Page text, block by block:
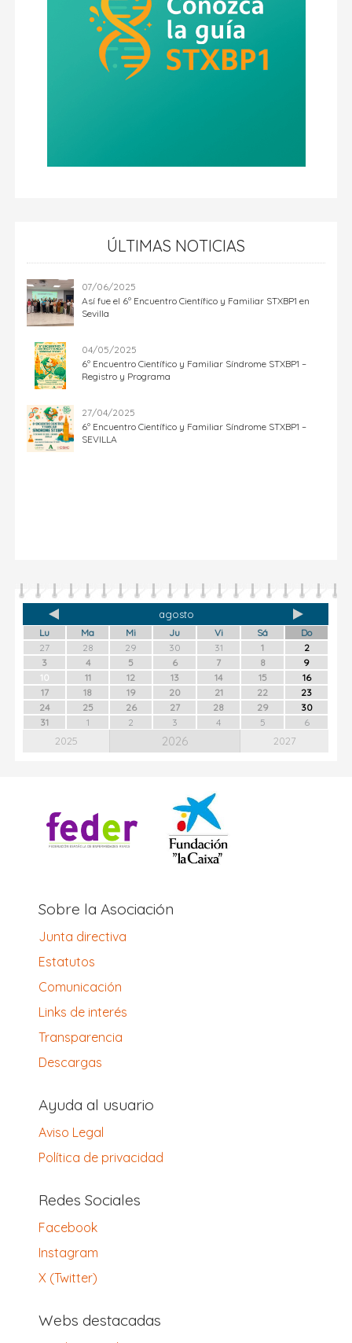
ÚLTIMAS NOTICIAS
07/06/2025
Así fue el 6º Encuentro Científico y Familiar STXBP1 en
Sevilla
04/05/2025
6º Encuentro Científico y Familiar Síndrome STXBP1 –
Registro y Programa
27/04/2025
6º Encuentro Científico y Familiar Síndrome STXBP1 –
SEVILLA
agosto
Lu Ma Mi Ju Vi Sá
Do
27
28 29 30 31 1
2
3
4 5 6 7 8
9
10
11 12 13 14 15
16
17
18 19 20 21 22
23
24
25 26 27 28 29
30
31
1 2 3 4 5 6
2025 2026 2027
Sobre la Asociación
Junta directiva
Estatutos
Comunicación
Links de interés
Transparencia
Descargas
Ayuda al usuario
Aviso Legal
Política de privacidad
Redes Sociales
Facebook
Instagram
X (Twitter)
Webs destacadas